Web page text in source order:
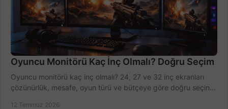
Oyuncu Monitörü Kaç İnç Olmalı? Doğru Seçim
Oyuncu monitörü kaç inç olmalı? 24, 27 ve 32 inç ekranları
çözünürlük, mesafe, oyun türü ve bütçeye göre doğru seçin,
12 Temmuz 2026